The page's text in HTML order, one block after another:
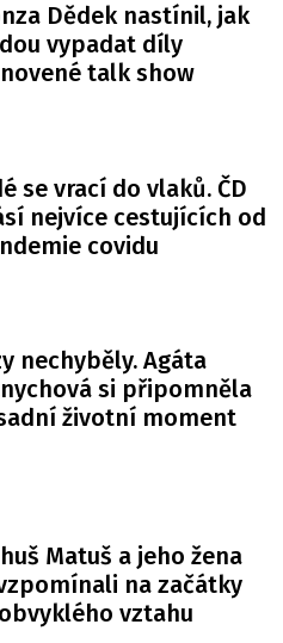
Dědek nastínil, jak
vypadat díly
talk show
se vrací do vlaků. ČD
nejvíce cestujících od
covidu
nechyběly. Agáta
si připomněla
životní moment
Matuš a jeho žena
na začátky
vztahu